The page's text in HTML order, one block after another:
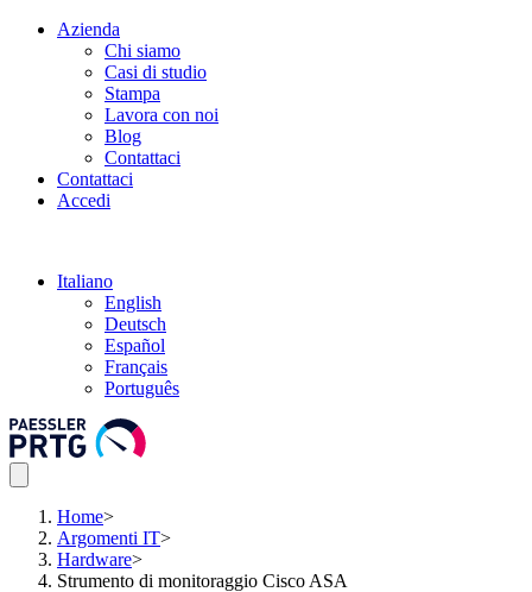
Azienda
Chi siamo
Casi di studio
Stampa
Lavora con noi
Blog
Contattaci
Contattaci
Accedi
Italiano
English
Deutsch
Español
Français
Português
Home>
Argomenti IT>
Hardware>
Strumento di monitoraggio Cisco ASA